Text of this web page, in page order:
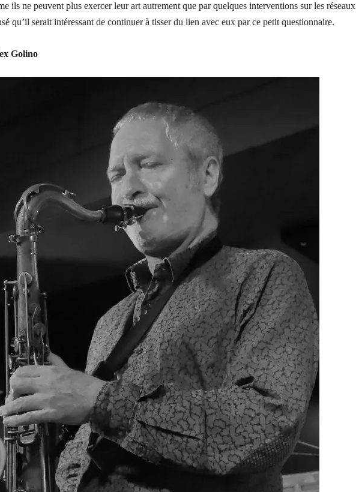
ils ne peuvent plus exercer leur art autrement que par quelques interventions sur les réseaux
qu’il serait intéressant de continuer à tisser du lien avec eux par ce petit questionnaire.
Golino